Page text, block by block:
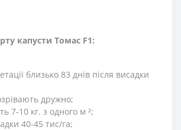
капусти Томас F1:
близько 83 днів після висадки
дружно;
7-10 кг. з одного м ²;
40-45 тис/га;